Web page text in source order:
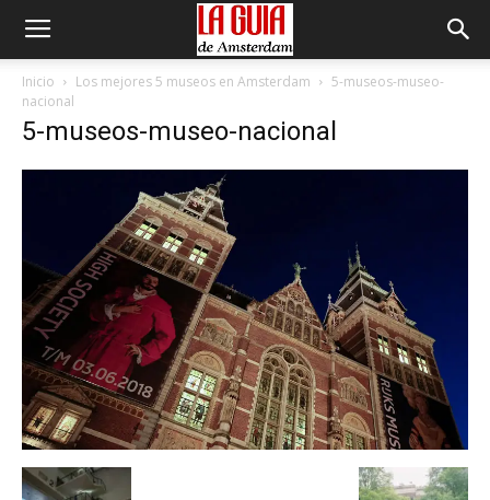
Inicio Los mejores 5 museos en Amsterdam
5-museos-museo-
nacional
5-museos-museo-nacional